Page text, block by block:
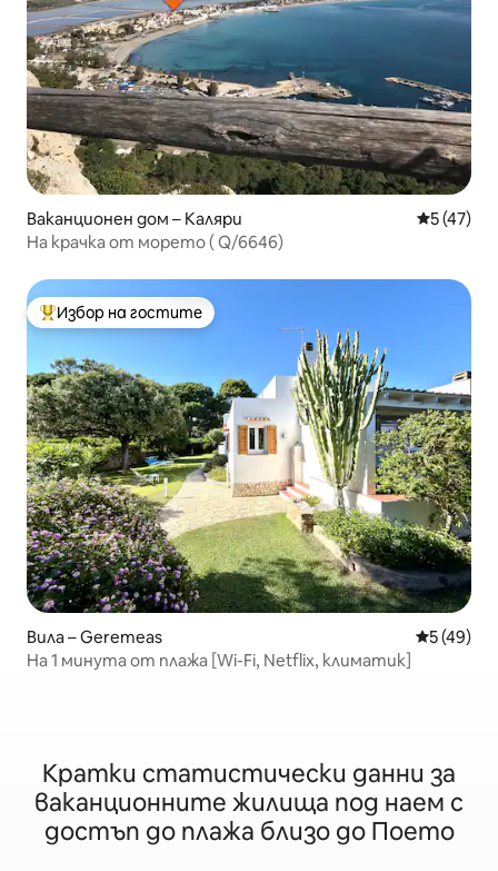
Ваканционен дом – Каляри Средна
5 (47)
На крачка от морето ( Q/6646)
Най-популярен избор на гостите
Избор на гостите
Вила – Geremeas Средна
5 (49)
На 1 минута от плажа [Wi-Fi, Netflix, климатик]
Кратки статистически данни за
ваканционните жилища под наем с
достъп до плажа близо до Поето